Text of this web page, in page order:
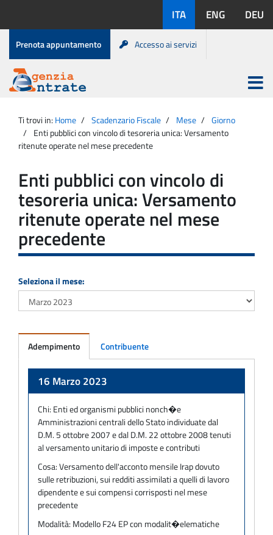
contenuto
disponibili:
ITA ENG DEU
Menu
di
servizio
Prenota appuntamento Accesso ai servizi
Agenzia
Entrate
Apri
menu
principale
Ti trovi in: Home Scadenzario Fiscale Mese
Giorno
Enti pubblici con vincolo di tesoreria unica: Versamento
ritenute operate nel mese precedente
Enti pubblici con vincolo di
tesoreria unica: Versamento
ritenute operate nel mese
precedente
Seleziona il mese:
Adempimento Contribuente
16 Marzo 2023
Chi: Enti ed organismi pubblici nonch�e
Amministrazioni centrali dello Stato individuate dal
D.M. 5 ottobre 2007 e dal D.M. 22 ottobre 2008 tenuti
al versamento unitario di imposte e contributi
Cosa:Versamento dell'acconto mensile Irap dovuto
sulle retribuzioni, sui redditi assimilati a quelli di lavoro
dipendente e sui compensi corrisposti nel mese
precedente
Modalità: Modello F24 EP con modalit�elematiche